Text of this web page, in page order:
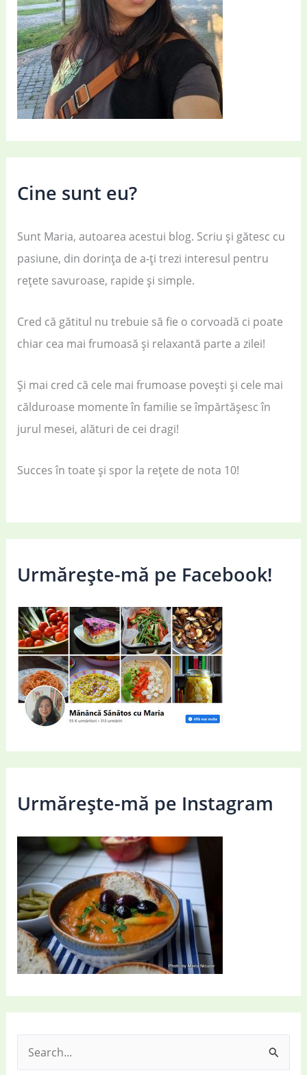
Cine sunt eu?
Sunt Maria, autoarea acestui blog. Scriu și gătesc cu
pasiune, din dorința de a-ți trezi interesul pentru
rețete savuroase, rapide și simple.
Cred că gătitul nu trebuie să fie o corvoadă ci poate
chiar cea mai frumoasă și relaxantă parte a zilei!
Și mai cred că cele mai frumoase povești și cele mai
călduroase momente în familie se împărtășesc în
jurul mesei, alături de cei dragi!
Succes în toate și spor la rețete de nota 10!
Urmărește-mă pe Facebook!
Urmărește-mă pe Instagram
e